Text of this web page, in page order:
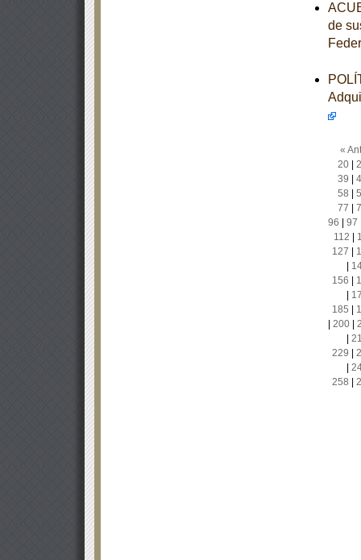
de
«
20|
39
58
77
96
97
112
127
156
185
200|
229
258